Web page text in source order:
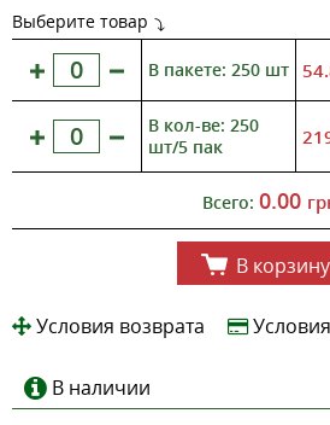
Выберите товар
В пакете: 250 шт
В кол-ве: 250
шт/5 пак
Всего: 0.00
В корзину
Условия возврата
В наличии